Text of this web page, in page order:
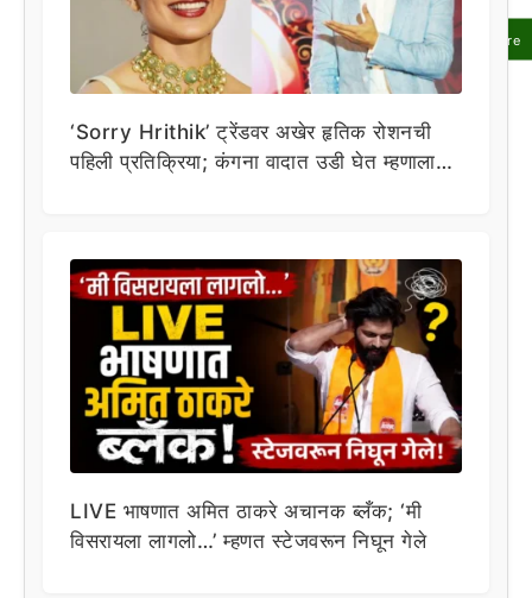
Share
‘Sorry Hrithik’ ट्रेंडवर अखेर हृतिक रोशनची
पहिली प्रतिक्रिया; कंगना वादात उडी घेत म्हणाला…
LIVE भाषणात अमित ठाकरे अचानक ब्लँक; ‘मी
विसरायला लागलो…’ म्हणत स्टेजवरून निघून गेले